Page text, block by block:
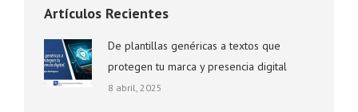
Artículos Recientes
De plantillas genéricas a textos que
protegen tu marca y presencia digital
8 abril, 2025